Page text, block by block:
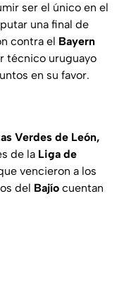
ser el único en el
una final de
contra el Bayern
técnico uruguayo
en su favor.
Verdes de León,
de la Liga de
vencieron a los
del Bajío cuentan